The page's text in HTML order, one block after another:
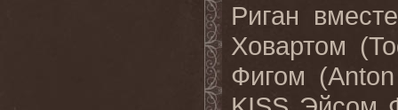
Риган
Ховартом
Фигом